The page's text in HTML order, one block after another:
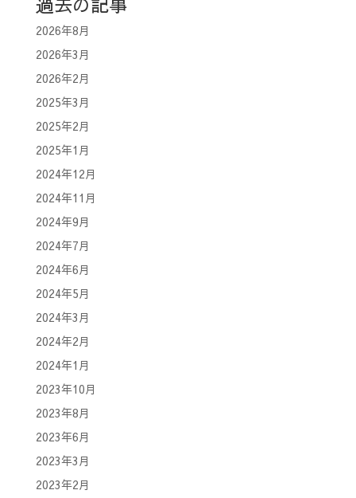
2026年8月
2026年3月
2026年2月
2025年3月
2025年2月
2025年1月
2024年12月
2024年11月
2024年9月
2024年7月
2024年6月
2024年5月
2024年3月
2024年2月
2024年1月
2023年10月
2023年8月
2023年6月
2023年3月
2023年2月